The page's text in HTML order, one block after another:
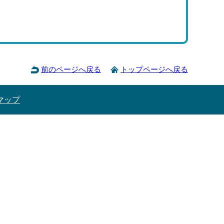
前のページへ戻る トップページへ戻る
ップ